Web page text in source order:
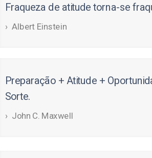
Fraqueza de atitude torna-se
Albert Einstein
Preparação + Atitude +
Sorte.
John C. Maxwell